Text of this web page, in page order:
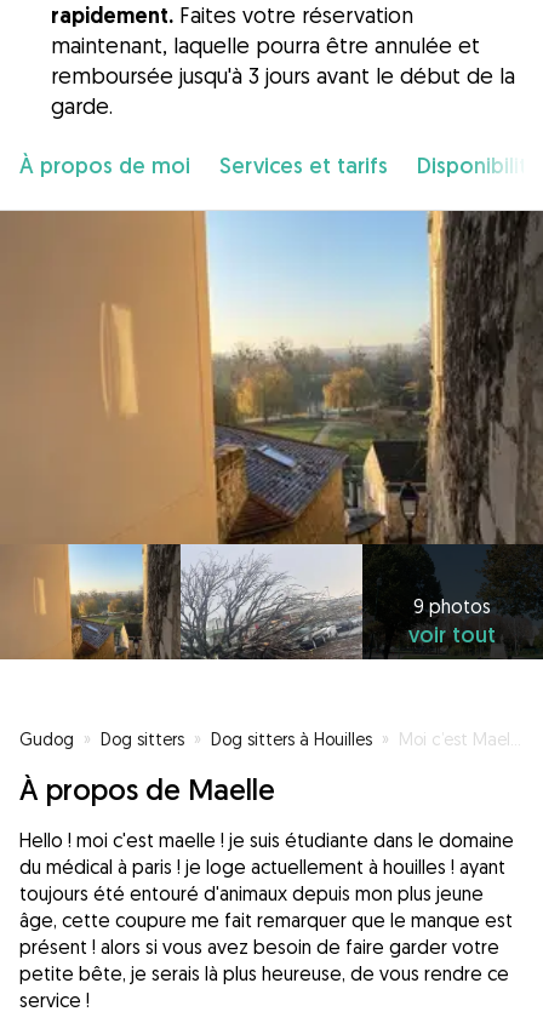
rapidement. Faites votre réservation
maintenant, laquelle pourra être annulée et
remboursée jusqu'à 3 jours avant le début de la
garde.
À propos de moi Services et tarifs Disponibilité
9 photos
voir tout
Gudog » Dog sitters » Dog sitters à Houilles » Moi c’est Maelle !!
À propos de Maelle
Hello ! moi c'est maelle ! je suis étudiante dans le domaine
du médical à paris ! je loge actuellement à houilles ! ayant
toujours été entouré d'animaux depuis mon plus jeune
âge, cette coupure me fait remarquer que le manque est
présent ! alors si vous avez besoin de faire garder votre
petite bête, je serais là plus heureuse, de vous rendre ce
service !